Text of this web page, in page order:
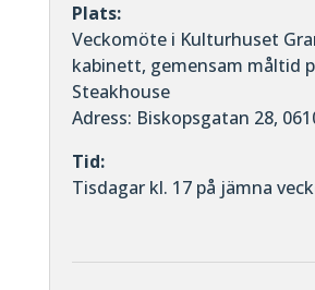
Plats:
Veckomöte i Kulturhuset
kabinett, gemensam måltid
Steakhouse
Adress: Biskopsgatan 28,
Tid:
Tisdagar kl. 17 på jämna